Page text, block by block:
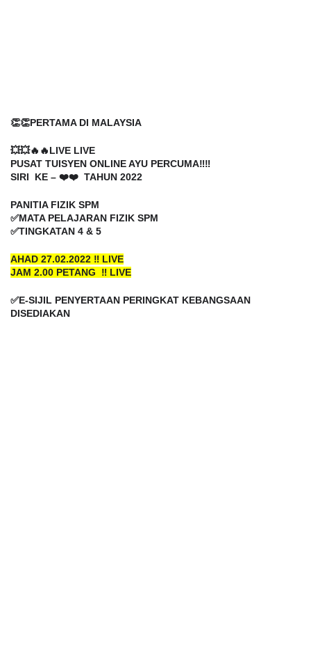
👏👏PERTAMA DI MALAYSIA
💥💥🔥🔥LIVE LIVE
PUSAT TUISYEN ONLINE AYU PERCUMA‼️‼️
SIRI  KE – ❤️❤️  TAHUN 2022
PANITIA FIZIK SPM
✅MATA PELAJARAN FIZIK SPM
✅TINGKATAN 4 & 5
AHAD 27.02.2022 ‼️ LIVE
JAM 2.00 PETANG  ‼️ LIVE
✅E-SIJIL PENYERTAAN PERINGKAT KEBANGSAAN
DISEDIAKAN